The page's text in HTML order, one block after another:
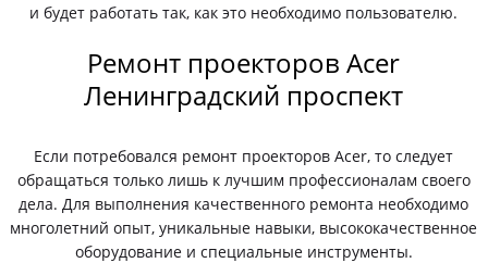
и будет работать так, как это необходимо пользователю.
Ремонт проекторов Acer
Ленинградский проспект
Если потребовался ремонт проекторов Acer, то следует
обращаться только лишь к лучшим профессионалам своего
дела. Для выполнения качественного ремонта необходимо
многолетний опыт, уникальные навыки, высококачественное
оборудование и специальные инструменты.